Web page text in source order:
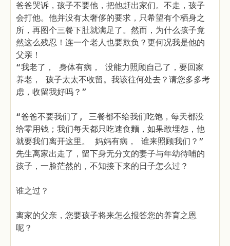
爸爸哭诉，孩子不要他，把他赶出家们。不走，孩子
会打他。他并没有太奢侈的要求，只希望有个栖身之
所，再图个三餐下肚就满足了。然而，为什么孩子竟
然这么残忍！连一个老人也要欺负？更何况我是他的
父亲！
“我老了， 身体有病， 没能力照顾自己了，要回家
养老， 孩子太太不收留。我该往何处去？请您多多考
虑，收留我好吗？”
“爸爸不要我们了, 三餐都不给我们吃饱，每天都没
给零用钱；我们每天都只吃速食麵，如果敢埋怨，他
就要我们离开这里。 妈妈有病， 谁来照顾我们？”
先生离家出走了，留下身无分文的妻子与年幼待哺的
孩子，一脸茫然的，不知接下来的日子怎么过？
谁之过？
离家的父亲，您要孩子将来怎么报答您的养育之恩
呢？